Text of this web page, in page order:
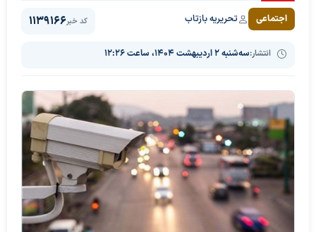
اجتماعی تحریریه بازتاب
انتشار:سه‌شنبه ۲ اردیبهشت ۱۴۰۴، ساعت ۱۲:۲۶
کد خبر1139166